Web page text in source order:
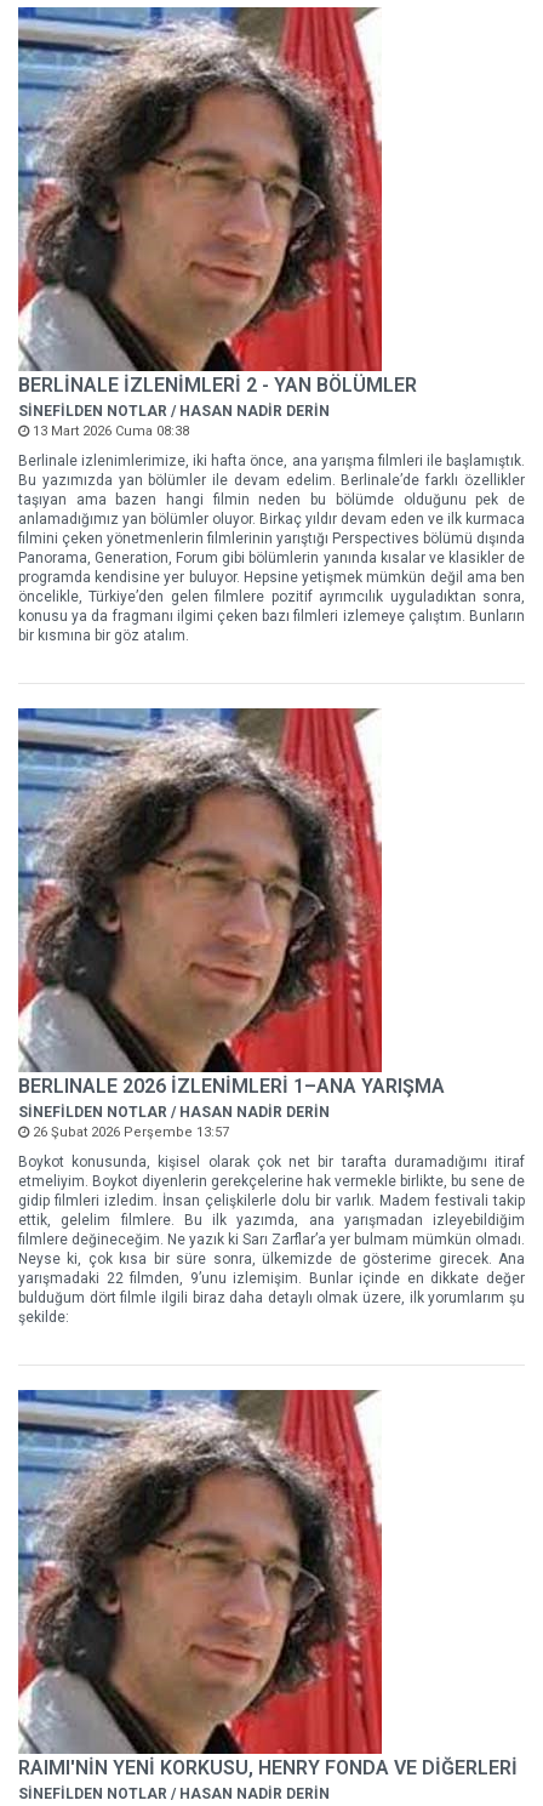
BERLİNALE İZLENİMLERİ 2 - YAN BÖLÜMLER
SİNEFİLDEN NOTLAR / HASAN NADİR DERİN
13 Mart 2026 Cuma 08:38
Berlinale izlenimlerimize, iki hafta önce, ana yarışma filmleri ile başlamıştık.
Bu yazımızda yan bölümler ile devam edelim. Berlinale’de farklı özellikler
taşıyan ama bazen hangi filmin neden bu bölümde olduğunu pek de
anlamadığımız yan bölümler oluyor. Birkaç yıldır devam eden ve ilk kurmaca
filmini çeken yönetmenlerin filmlerinin yarıştığı Perspectives bölümü dışında
Panorama, Generation, Forum gibi bölümlerin yanında kısalar ve klasikler de
programda kendisine yer buluyor. Hepsine yetişmek mümkün değil ama ben
öncelikle, Türkiye’den gelen filmlere pozitif ayrımcılık uyguladıktan sonra,
konusu ya da fragmanı ilgimi çeken bazı filmleri izlemeye çalıştım. Bunların
bir kısmına bir göz atalım.
BERLINALE 2026 İZLENİMLERİ 1–ANA YARIŞMA
SİNEFİLDEN NOTLAR / HASAN NADİR DERİN
26 Şubat 2026 Perşembe 13:57
Boykot konusunda, kişisel olarak çok net bir tarafta duramadığımı itiraf
etmeliyim. Boykot diyenlerin gerekçelerine hak vermekle birlikte, bu sene de
gidip filmleri izledim. İnsan çelişkilerle dolu bir varlık. Madem festivali takip
ettik, gelelim filmlere. Bu ilk yazımda, ana yarışmadan izleyebildiğim
filmlere değineceğim. Ne yazık ki Sarı Zarflar’a yer bulmam mümkün olmadı.
Neyse ki, çok kısa bir süre sonra, ülkemizde de gösterime girecek. Ana
yarışmadaki 22 filmden, 9’unu izlemişim. Bunlar içinde en dikkate değer
bulduğum dört filmle ilgili biraz daha detaylı olmak üzere, ilk yorumlarım şu
şekilde:
RAIMI'NİN YENİ KORKUSU, HENRY FONDA VE DİĞERLERİ
SİNEFİLDEN NOTLAR / HASAN NADİR DERİN